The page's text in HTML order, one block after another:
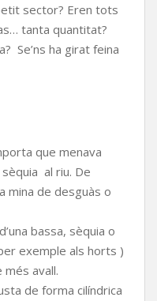
sector? Eren tots
tanta quantitat?
Se’ns ha girat feina
que menava
al riu. De
mina de desguàs o
bassa, sèquia o
exemple als horts )
avall.
de forma cilíndrica